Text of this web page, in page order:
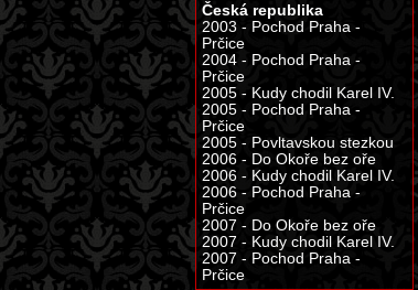
Česká republika
2003 - Pochod Praha -
Prčice
2004 - Pochod Praha -
Prčice
2005 - Kudy chodil Karel IV.
2005 - Pochod Praha -
Prčice
2005 - Povltavskou stezkou
2006 - Do Okoře bez oře
2006 - Kudy chodil Karel IV.
2006 - Pochod Praha -
Prčice
2007 - Do Okoře bez oře
2007 - Kudy chodil Karel IV.
2007 - Pochod Praha -
Prčice